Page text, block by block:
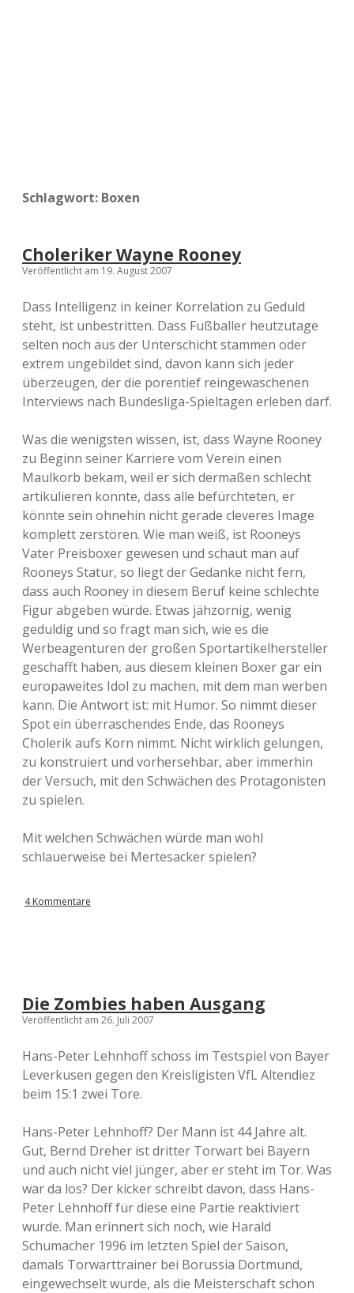
Schlagwort: Boxen
Choleriker Wayne Rooney
Veröffentlicht am 19. August 2007
Dass Intelligenz in keiner Korrelation zu Geduld
steht, ist unbestritten. Dass Fußballer heutzutage
selten noch aus der Unterschicht stammen oder
extrem ungebildet sind, davon kann sich jeder
überzeugen, der die porentief reingewaschenen
Interviews nach Bundesliga-Spieltagen erleben darf.
Was die wenigsten wissen, ist, dass Wayne Rooney
zu Beginn seiner Karriere vom Verein einen
Maulkorb bekam, weil er sich dermaßen schlecht
artikulieren konnte, dass alle befürchteten, er
könnte sein ohnehin nicht gerade cleveres Image
komplett zerstören. Wie man weiß, ist Rooneys
Vater Preisboxer gewesen und schaut man auf
Rooneys Statur, so liegt der Gedanke nicht fern,
dass auch Rooney in diesem Beruf keine schlechte
Figur abgeben würde. Etwas jähzornig, wenig
geduldig und so fragt man sich, wie es die
Werbeagenturen der großen Sportartikelhersteller
geschafft haben, aus diesem kleinen Boxer gar ein
europaweites Idol zu machen, mit dem man werben
kann. Die Antwort ist: mit Humor. So nimmt dieser
Spot ein überraschendes Ende, das Rooneys
Cholerik aufs Korn nimmt. Nicht wirklich gelungen,
zu konstruiert und vorhersehbar, aber immerhin
der Versuch, mit den Schwächen des Protagonisten
zu spielen.
Mit welchen Schwächen würde man wohl
schlauerweise bei Mertesacker spielen?
4 Kommentare
Die Zombies haben Ausgang
Veröffentlicht am 26. Juli 2007
Hans-Peter Lehnhoff schoss im Testspiel von Bayer
Leverkusen gegen den Kreisligisten VfL Altendiez
beim 15:1 zwei Tore.
Hans-Peter Lehnhoff? Der Mann ist 44 Jahre alt.
Gut, Bernd Dreher ist dritter Torwart bei Bayern
und auch nicht viel jünger, aber er steht im Tor. Was
war da los? Der kicker schreibt davon, dass Hans-
Peter Lehnhoff für diese eine Partie reaktiviert
wurde. Man erinnert sich noch, wie Harald
Schumacher 1996 im letzten Spiel der Saison,
damals Torwarttrainer bei Borussia Dortmund,
eingewechselt wurde, als die Meisterschaft schon